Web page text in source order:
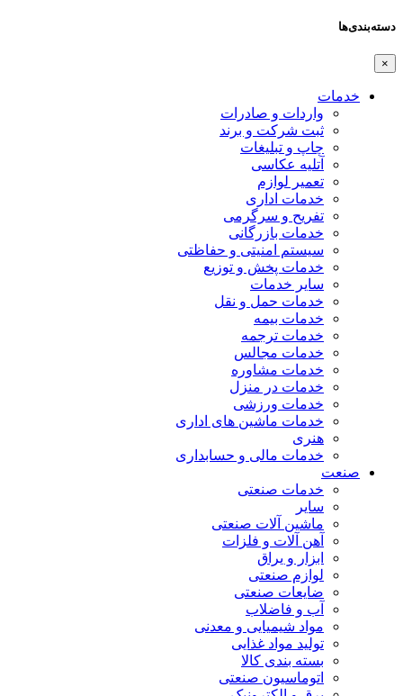
دسته‌بندی‌ها
×
خدمات
واردات و صادرات
ثبت شرکت و برند
چاپ و تبلیغات
آتلیه عکاسی
تعمیر لوازم
خدمات اداری
تفریح و سرگرمی
خدمات بازرگانی
سیستم امنیتی و حفاظتی
خدمات پخش و توزیع
سایر خدمات
خدمات حمل و نقل
خدمات بیمه
خدمات ترجمه
خدمات مجالس
خدمات مشاوره
خدمات در منزل
خدمات ورزشی
خدمات ماشین های اداری
هنری
خدمات مالی و حسابداری
صنعت
خدمات صنعتی
سایر
ماشین آلات صنعتی
آهن آلات و فلزات
ابزار و یراق
لوازم صنعتی
ضایعات صنعتی
آب و فاضلاب
مواد شیمیایی و معدنی
تولید مواد غذایی
بسته بندی کالا
اتوماسیون صنعتی